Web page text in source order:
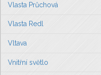
Vlasta Průchová
Vlasta Redl
Vltava
Vnitřní světlo